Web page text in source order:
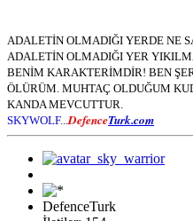
ADALETİN OLMADIĞI YERDE NE
ADALETİN OLMADIĞI YER
BENİM KARAKTERİMDİR! BEN
ÖLÜRÜM. MUHTAÇ OLDUĞUM
KANDA MEVCUTTUR.
SKYWOLF... DefenceTurk.com
DefenceTurk